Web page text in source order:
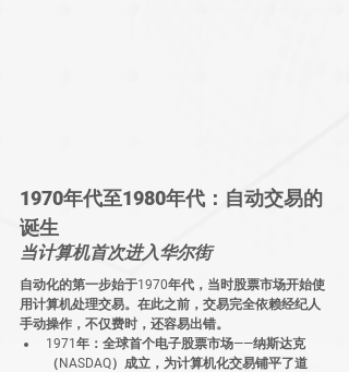
1970年代至1980年代：自动交易的
诞生
当计算机首次进入华尔街
自动化的第一步始于1970年代，当时股票市场开始使
用计算机处理交易。在此之前，交易完全依赖经纪人
手动操作，不仅费时，还容易出错。
1971年 ：全球首个电子股票市场——纳斯达克
（NASDAQ）成立，为计算机化交易铺平了道